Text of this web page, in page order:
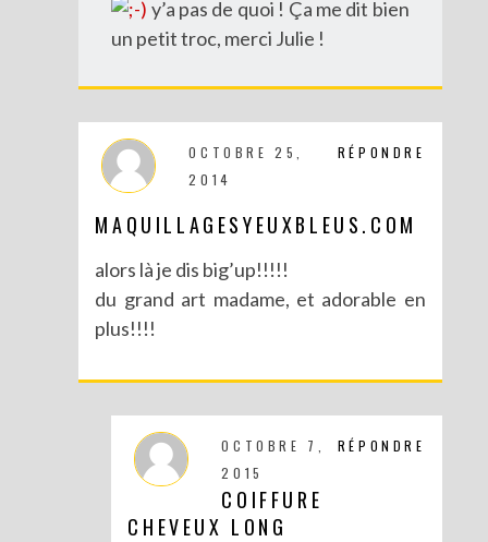
DIY POUR LA RENTRÉE : UNE TROUSSE SANS COUTURE
y’a pas de quoi ! Ça me dit bien
un petit troc, merci Julie !
RÉPONDRE
OCTOBRE 25,
2014
MAQUILLAGESYEUXBLEUS.COM
alors là je dis big’up!!!!!
du grand art madame, et adorable en
plus!!!!
RÉPONDRE
OCTOBRE 7,
2015
COIFFURE
CHEVEUX LONG